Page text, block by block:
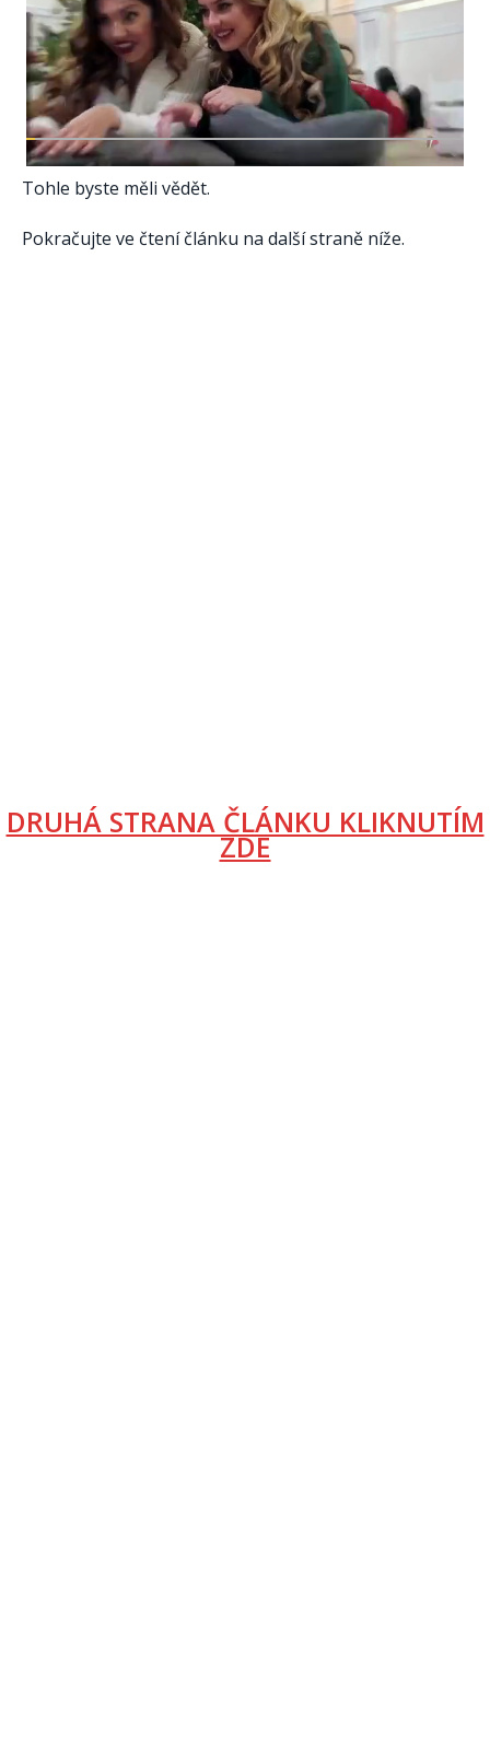
Tohle byste měli vědět.
Pokračujte ve čtení článku na další straně níže.
DRUHÁ STRANA ČLÁNKU KLIKNUTÍM
ZDE